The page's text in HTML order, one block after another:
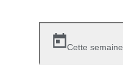
Cette semaine